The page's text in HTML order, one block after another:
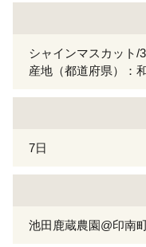
シャインマスカット/
産地（都道府県）：
7日
池田鹿蔵農園@印南